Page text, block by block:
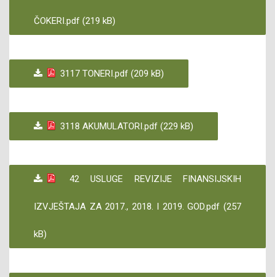
ČOKERI.pdf (219 kB)
3117 TONERI.pdf (209 kB)
3118 AKUMULATORI.pdf (229 kB)
42 USLUGE REVIZIJE FINANSIJSKIH
IZVJEŠTAJA ZA 2017., 2018. I 2019. GOD.pdf (257
kB)